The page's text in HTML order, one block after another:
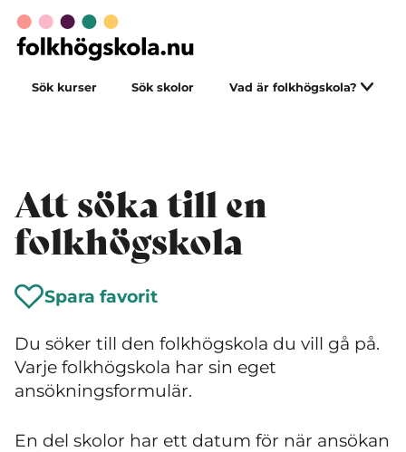
Sök kurser Sök skolor Vad är folkhögskola?
Att söka till en
folkhögskola
Spara favorit
Du söker till den folkhögskola du vill gå på.
Varje folkhögskola har sin eget
ansökningsformulär.
En del skolor har ett datum för när ansökan